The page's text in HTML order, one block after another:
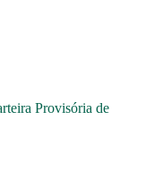
Provisória de